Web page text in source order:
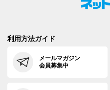
利用方法ガイド
メールマガジン
会員募集中